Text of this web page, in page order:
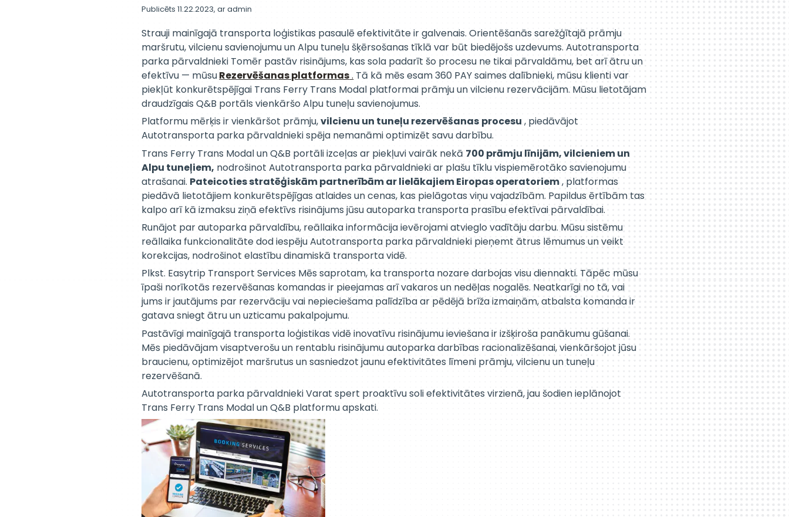
Publicēts 11.22.2023, aradmin
Strauji mainīgajā transporta loģistikas pasaulē efektivitāte ir galvenais. Orientēšanās sarežģītajā prāmju
maršrutu, vilcienu savienojumu un Alpu tuneļu šķērsošanas tīklā var būt biedējošs uzdevums. Autotransporta
parka pārvaldnieki Tomēr pastāv risinājums, kas sola padarīt šo procesu ne tikai pārvaldāmu, bet arī ātru un
efektīvu — mūsuRezervēšanas platformas. Tā kā mēs esam 360 PAY saimes dalībnieki, mūsu klienti var
piekļūt konkurētspējīgai Trans Ferry Trans Modal platformai prāmju un vilcienu rezervācijām. Mūsu lietotājam
draudzīgais Q&B portāls vienkāršo Alpu tuneļu savienojumus.
Platformu mērķis ir vienkāršot prāmju,vilcienu un tuneļu rezervēšanas procesu , piedāvājot
Autotransporta parka pārvaldnieki spēja nemanāmi optimizēt savu darbību.
Trans Ferry Trans Modal un Q&B portāli izceļas ar piekļuvi vairāk nekā 700 prāmju līnijām, vilcieniem un
Alpu tuneļiem, nodrošinot Autotransporta parka pārvaldnieki ar plašu tīklu vispiemērotāko savienojumu
atrašanai. Pateicoties stratēģiskām partnerībām ar lielākajiem Eiropas operatoriem, platformas
piedāvā lietotājiem konkurētspējīgas atlaides un cenas, kas pielāgotas viņu vajadzībām. Papildus ērtībām tas
kalpo arī kā izmaksu ziņā efektīvs risinājums jūsu autoparka transporta prasību efektīvai pārvaldībai.
Runājot par autoparka pārvaldību, reāllaika informācija ievērojami atvieglo vadītāju darbu. Mūsu sistēmu
reāllaika funkcionalitāte dod iespēju Autotransporta parka pārvaldnieki pieņemt ātrus lēmumus un veikt
korekcijas, nodrošinot elastību dinamiskā transporta vidē.
Plkst. Easytrip Transport Services Mēs saprotam, ka transporta nozare darbojas visu diennakti. Tāpēc mūsu
īpaši norīkotās rezervēšanas komandas ir pieejamas arī vakaros un nedēļas nogalēs. Neatkarīgi no tā, vai
jums ir jautājums par rezervāciju vai nepieciešama palīdzība ar pēdējā brīža izmaiņām, atbalsta komanda ir
gatava sniegt ātru un uzticamu pakalpojumu.
Pastāvīgi mainīgajā transporta loģistikas vidē inovatīvu risinājumu ieviešana ir izšķiroša panākumu gūšanai.
Mēs piedāvājam visaptverošu un rentablu risinājumu autoparka darbības racionalizēšanai, vienkāršojot jūsu
braucienu, optimizējot maršrutus un sasniedzot jaunu efektivitātes līmeni prāmju, vilcienu un tuneļu
rezervēšanā.
Autotransporta parka pārvaldnieki Varat spert proaktīvu soli efektivitātes virzienā, jau šodien ieplānojot
Trans Ferry Trans Modal un Q&B platformu apskati.